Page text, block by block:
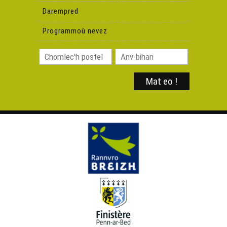
(Deiziataer Brezhoweb)
Petra 'zo nevez e brezhoneg e miz Mae 2026 ?
(Deiziataer Brezhoweb)
Petra 'zo nevez e brezhoneg e miz Even 2026 ?
Darempred
Programmoù nevez